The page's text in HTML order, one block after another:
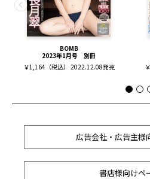
BOMB
2023年1月号 別冊
￥1,164（税込） 2022.12.08発売
広告会社・広告主様
書店様向けペ